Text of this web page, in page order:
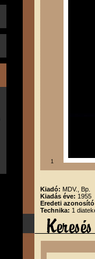
1
Kiadó: MDV., Bp.
Kiadás éve: 1955
Eredeti
Technika: 1